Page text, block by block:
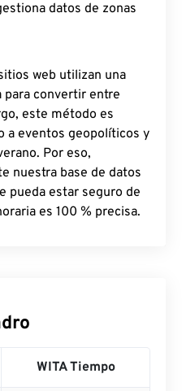
datos de zonas
web utilizan una
convertir entre
este método es
a eventos geopolíticos y
Por eso,
nuestra base de datos
pueda estar seguro de
es 100 % precisa.
WITA Tiempo